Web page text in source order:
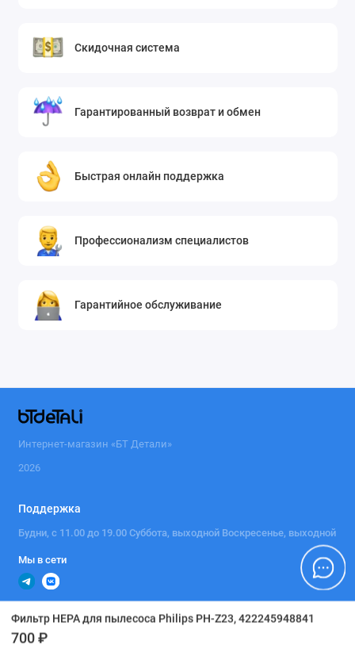
Фильтр HEPA для пылесоса Philips PH-Z23, 422245948841
700 ₽
Скидочная система
Гарантированный возврат и обмен
Быстрая онлайн поддержка
Профессионализм специалистов
Гарантийное обслуживание
Интернет-магазин «БТ Детали»
2026
Поддержка
Будни, с 11.00 до 19.00 Суббота, выходной Воскресенье, выходной
Мы в сети